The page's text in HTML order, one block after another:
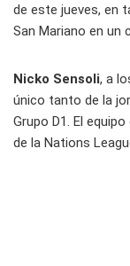
de este jueves, en
San Mariano en un
Nicko Sensoli, a
único tanto de la
Grupo D1. El
de la Nations